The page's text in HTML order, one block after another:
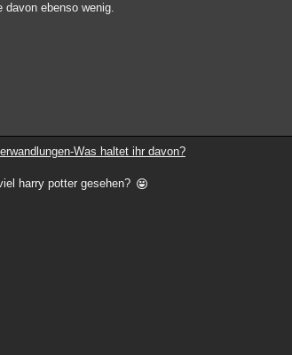
davon ebenso wenig.
Was haltet ihr davon?
harry potter gesehen?